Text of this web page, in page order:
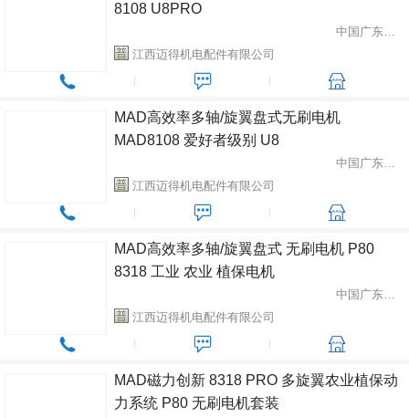
8108 U8PRO
中国广东省中山市
江西迈得机电配件有限公司
MAD高效率多轴/旋翼盘式无刷电机
MAD8108 爱好者级别 U8
中国广东省中山市
江西迈得机电配件有限公司
MAD高效率多轴/旋翼盘式 无刷电机 P80
8318 工业 农业 植保电机
中国广东省中山市
江西迈得机电配件有限公司
MAD磁力创新 8318 PRO 多旋翼农业植保动
力系统 P80 无刷电机套装